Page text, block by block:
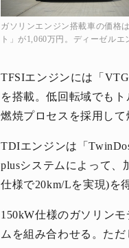
ガソリンエンジン搭載車の価格
ト」が1,060万円。ディーゼル
TFSIエンジンには「
を搭載。低回転域でも
燃焼プロセスを採用して
TDIエンジンは「
plusシステムによって、
仕様で20km/Lを実現)を
150kW仕様のガソリン
ムを組み合わせる。た